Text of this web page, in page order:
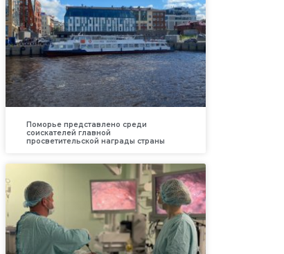
Поморье представлено среди
соискателей главной
просветительской награды страны